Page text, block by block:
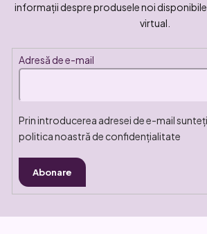
informaţii despre produsele noi
virtual.
Adresă de e-mail
Prin introducerea adresei de e-mail
politica noastră de confidențialitate
Abonare